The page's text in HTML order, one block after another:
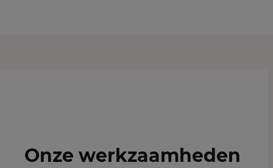
Onze werkzaamheden